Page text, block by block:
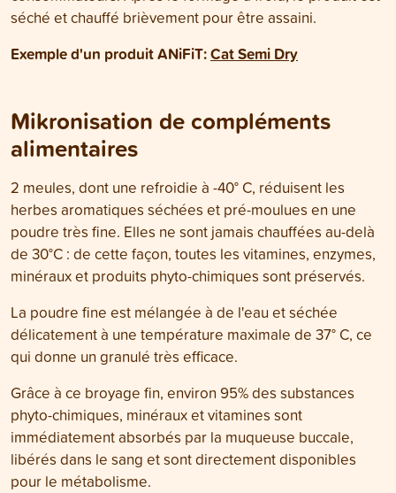
séché et chauffé brièvement pour être assaini.
Exemple d'un produit ANiFiT:Cat Semi Dry
Mikronisation de compléments
alimentaires
2 meules, dont une refroidie à -40° C, réduisent les
herbes aromatiques séchées et pré-moulues en une
poudre très fine. Elles ne sont jamais chauffées au-delà
de 30°C : de cette façon, toutes les vitamines, enzymes,
minéraux et produits phyto-chimiques sont préservés.
La poudre fine est mélangée à de l'eau et séchée
délicatement à une température maximale de 37° C, ce
qui donne un granulé très efficace.
Grâce à ce broyage fin, environ 95% des substances
phyto-chimiques, minéraux et vitamines sont
immédiatement absorbés par la muqueuse buccale,
libérés dans le sang et sont directement disponibles
pour le métabolisme.